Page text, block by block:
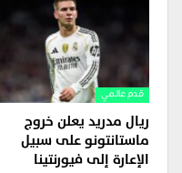
قدم عالمي
ريال مدريد يعلن خروج
ماستانتونو على سبيل
الإعارة إلى فيورنتينا